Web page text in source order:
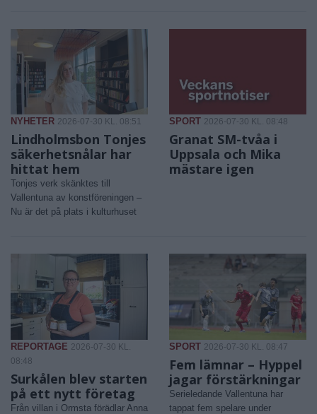
NYHETER 2026-07-30 KL. 08:51
Lindholmsbon Tonjes
säkerhetsnålar har
hittat hem
Tonjes verk skänktes till
Vallentuna av konstföreningen –
Nu är det på plats i kulturhuset
SPORT 2026-07-30 KL. 08:48
Granat SM-tvåa i
Uppsala och Mika
mästare igen
REPORTAGE 2026-07-30 KL.
08:48
Surkålen blev starten
på ett nytt företag
Från villan i Ormsta förädlar Anna
SPORT 2026-07-30 KL. 08:47
Fem lämnar – Hyppel
jagar förstärkningar
Serieledande Vallentuna har
tappat fem spelare under